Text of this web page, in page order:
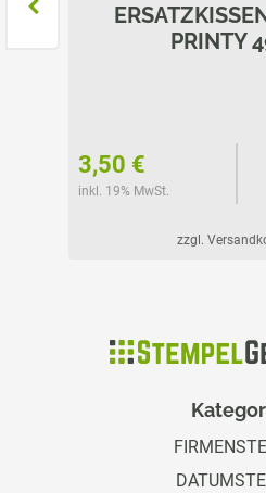
PRINTY
3,50 €
inkl. 19% MwSt.
zzgl.